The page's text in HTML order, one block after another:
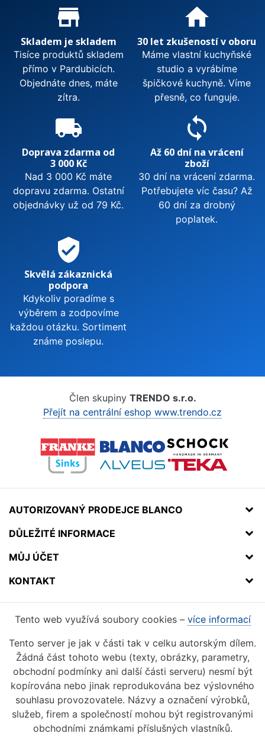
Proč nakupovat u nás?
store_mall_directory
Skladem je skladem
Tisíce produktů skladem
přímo v Pardubicích.
Objednáte dnes, máte
zítra.
home
30 let zkušeností v oboru
Máme vlastní kuchyňské
studio a vyrábíme
špičkové kuchyně. Víme
přesně, co funguje.
local_shipping
Doprava zdarma od
3 000 Kč
Nad 3 000 Kč máte
dopravu zdarma. Ostatní
objednávky už od 79 Kč.
sync
Až 60 dní na vrácení
zboží
30 dní na vrácení zdarma.
Potřebujete víc času? Až
60 dní za drobný
poplatek.
verified_user
Skvělá zákaznická
podpora
Kdykoliv poradíme s
výběrem a zodpovíme
každou otázku. Sortiment
známe poslepu.
Člen skupiny TRENDO s.r.o.
Přejít na centrální eshop www.trendo.cz
AUTORIZOVANÝ PRODEJCE BLANCO
DŮLEŽITÉ INFORMACE
MŮJ ÚČET
KONTAKT
Tento web využívá soubory cookies – více informací
Tento server je jak v části tak v celku autorským dílem.
Žádná část tohoto webu (texty, obrázky, parametry,
obchodní podmínky ani další části serveru) nesmí být
kopírována nebo jinak reprodukována bez výslovného
souhlasu provozovatele. Názvy a označení výrobků,
služeb, firem a společností mohou být registrovanými
obchodními známkami příslušných vlastníků.